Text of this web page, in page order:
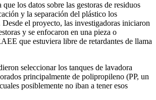
los datos sobre las gestoras de residuos
y la separación del plástico los
el proyecto, las investigadoras iniciaron
y se enfocaron en una pieza o
que estuviera libre de retardantes de llama
seleccionar los tanques de lavadora
principalmente de polipropileno (PP, un
posiblemente no iban a tener esos